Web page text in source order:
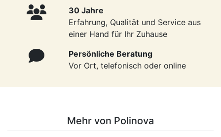
30 Jahre
Erfahrung, Qualität und Service aus
einer Hand für Ihr Zuhause
Persönliche Beratung
Vor Ort, telefonisch oder online
Mehr von Polinova